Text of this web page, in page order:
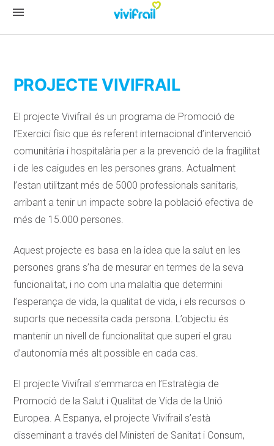
menu
PROJECTE VIVIFRAIL
El projecte Vivifrail és un programa de Promoció de
l’Exercici físic que és referent internacional d’intervenció
comunitària i hospitalària per a la prevenció de la fragilitat
i de les caigudes en les persones grans. Actualment
l’estan utilitzant més de 5000 professionals sanitaris,
arribant a tenir un impacte sobre la població efectiva de
més de 15.000 persones.
Aquest projecte es basa en la idea que la salut en les
persones grans s’ha de mesurar en termes de la seva
funcionalitat, i no com una malaltia que determini
l’esperança de vida, la qualitat de vida, i els recursos o
suports que necessita cada persona. L’objectiu és
mantenir un nivell de funcionalitat que superi el grau
d’autonomia més alt possible en cada cas.
El projecte Vivifrail s’emmarca en l’Estratègia de
Promoció de la Salut i Qualitat de Vida de la Unió
Europea. A Espanya, el projecte Vivifrail s’està
disseminant a través del Ministeri de Sanitat i Consum,